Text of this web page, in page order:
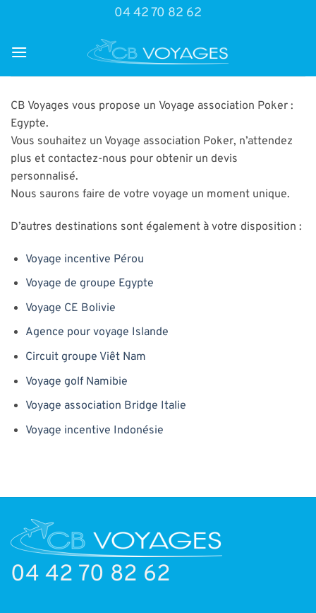
04 42 70 82 62
CB Voyages vous propose un Voyage association Poker :
Egypte.
Vous souhaitez un Voyage association Poker, n’attendez
plus et contactez-nous pour obtenir un devis
personnalisé.
Nous saurons faire de votre voyage un moment unique.
D’autres destinations sont également à votre disposition :
Voyage incentive Pérou
Voyage de groupe Egypte
Voyage CE Bolivie
Agence pour voyage Islande
Circuit groupe Viêt Nam
Voyage golf Namibie
Voyage association Bridge Italie
Voyage incentive Indonésie
04 42 70 82 62